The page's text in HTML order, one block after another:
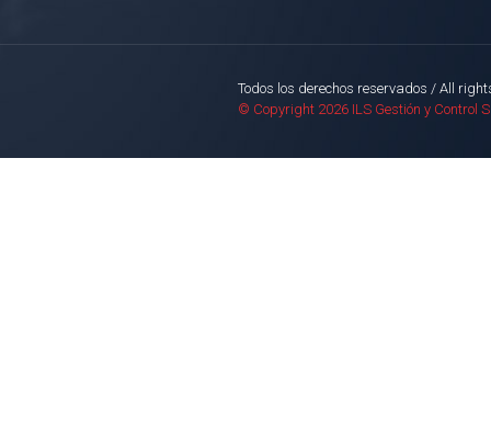
Todos los derechos reservados / All
© Copyright 2026 ILS Gestión y Control